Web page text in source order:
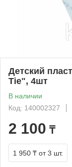
Детский
Tie", 4шт
В наличии
Код: 140002327
2 100 ₸
1 950 ₸ от 3 шт.